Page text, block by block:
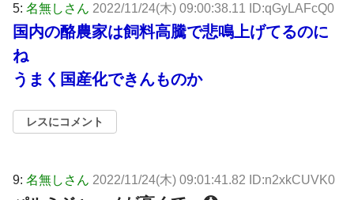
5: 名無しさん 2022/11/24(木) 09:00:38.11 ID:qGyLAFcQ0
国内の酪農家は飼料高騰で悲鳴上げてるのに
ね
うまく国産化できんものか
レスにコメント
9: 名無しさん 2022/11/24(木) 09:01:41.82 ID:n2xkCUVK0